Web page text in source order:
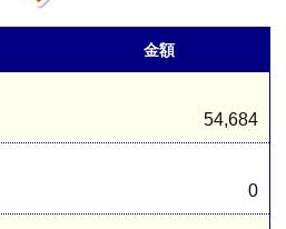
金額
54,684
0